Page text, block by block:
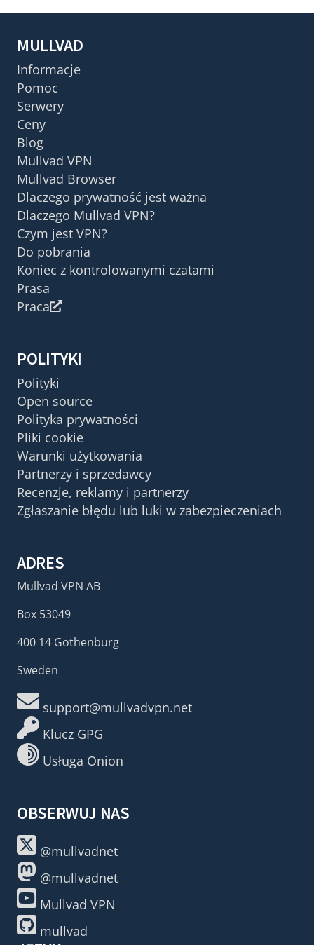
MULLVAD
Informacje
Pomoc
Serwery
Ceny
Blog
Mullvad VPN
Mullvad Browser
Dlaczego prywatność jest ważna
Dlaczego Mullvad VPN?
Czym jest VPN?
Do pobrania
Koniec z kontrolowanymi czatami
Prasa
Praca
POLITYKI
Polityki
Open source
Polityka prywatności
Pliki cookie
Warunki użytkowania
Partnerzy i sprzedawcy
Recenzje, reklamy i partnerzy
Zgłaszanie błędu lub luki w zabezpieczeniach
ADRES
Mullvad VPN AB
Box 53049
400 14 Gothenburg
Sweden
support@mullvadvpn.net
Klucz GPG
Usługa Onion
OBSERWUJ NAS
@mullvadnet
@mullvadnet
Mullvad VPN
mullvad